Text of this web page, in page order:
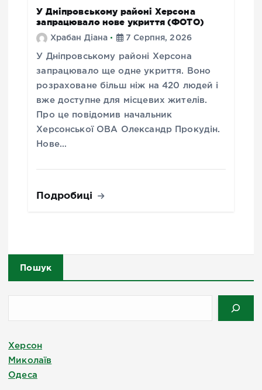
У Дніпровському районі Херсона
запрацювало нове укриття (ФОТО)
Храбан Діана 7 Серпня, 2026
У Дніпровському районі Херсона
запрацювало ще одне укриття. Воно
розраховане більш ніж на 420 людей і
вже доступне для місцевих жителів.
Про це повідомив начальник
Херсонської ОВА Олександр Прокудін.
Нове…
Подробиці
Пошук
Херсон
Миколаїв
Одеса